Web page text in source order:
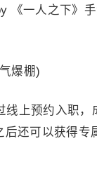
爆棚)
预约入职，成
后还可以获得专